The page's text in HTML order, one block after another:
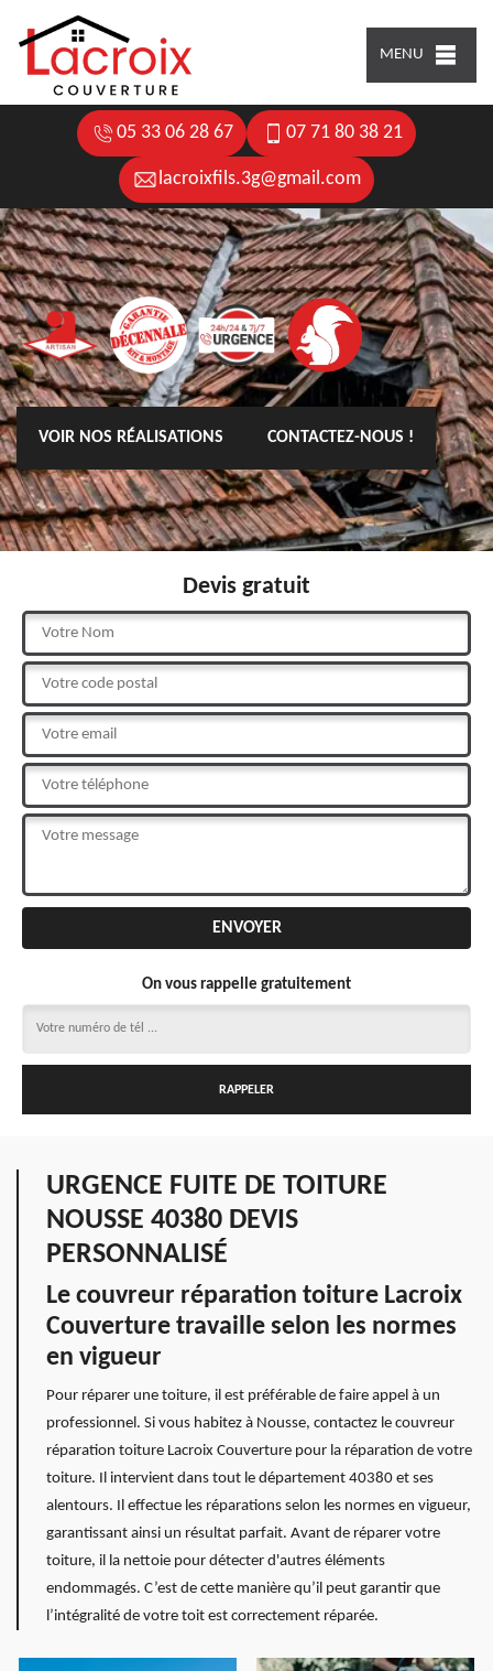
MENU
05 33 06 28 67 07 71 80 38 21
lacroixfils.3g@gmail.com
VOIR NOS RÉALISATIONS CONTACTEZ-NOUS !
Devis gratuit
On vous rappelle gratuitement
URGENCE FUITE DE TOITURE
NOUSSE 40380 DEVIS
PERSONNALISÉ
Le couvreur réparation toiture Lacroix
Couverture travaille selon les normes
en vigueur
Pour réparer une toiture, il est préférable de faire appel à un
professionnel. Si vous habitez à Nousse, contactez le couvreur
réparation toiture Lacroix Couverture pour la réparation de votre
toiture. Il intervient dans tout le département 40380 et ses
alentours. Il effectue les réparations selon les normes en vigueur,
garantissant ainsi un résultat parfait. Avant de réparer votre
toiture, il la nettoie pour détecter d'autres éléments
endommagés. C’est de cette manière qu’il peut garantir que
l’intégralité de votre toit est correctement réparée.